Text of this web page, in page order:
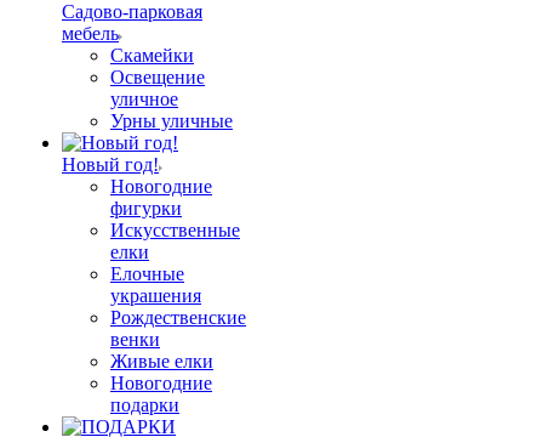
Садово-парковая
мебель
Скамейки
Освещение
уличное
Урны уличные
Новый год!
Новогодние
фигурки
Искусственные
елки
Елочные
украшения
Рождественские
венки
Живые елки
Новогодние
подарки